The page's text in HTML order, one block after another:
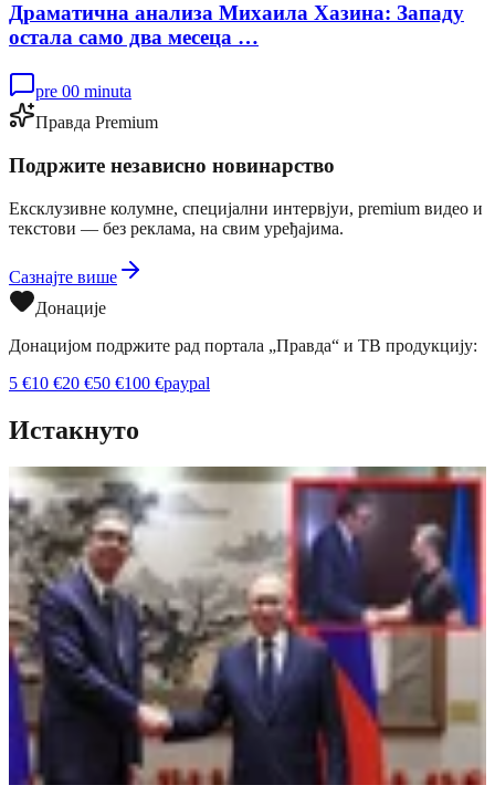
Драматична анализа Михаила Хазина: Западу
остала само два месеца …
pre 00 minuta
Правда Premium
Подржите независно новинарство
Ексклузивне колумне, специјални интервјуи, premium видео и
текстови — без реклама, на свим уређајима.
Сазнајте више
Донације
Донацијом подржите рад портала „Правда“ и ТВ продукцију:
5 €10 €20 €50 €100 €paypal
Истакнуто